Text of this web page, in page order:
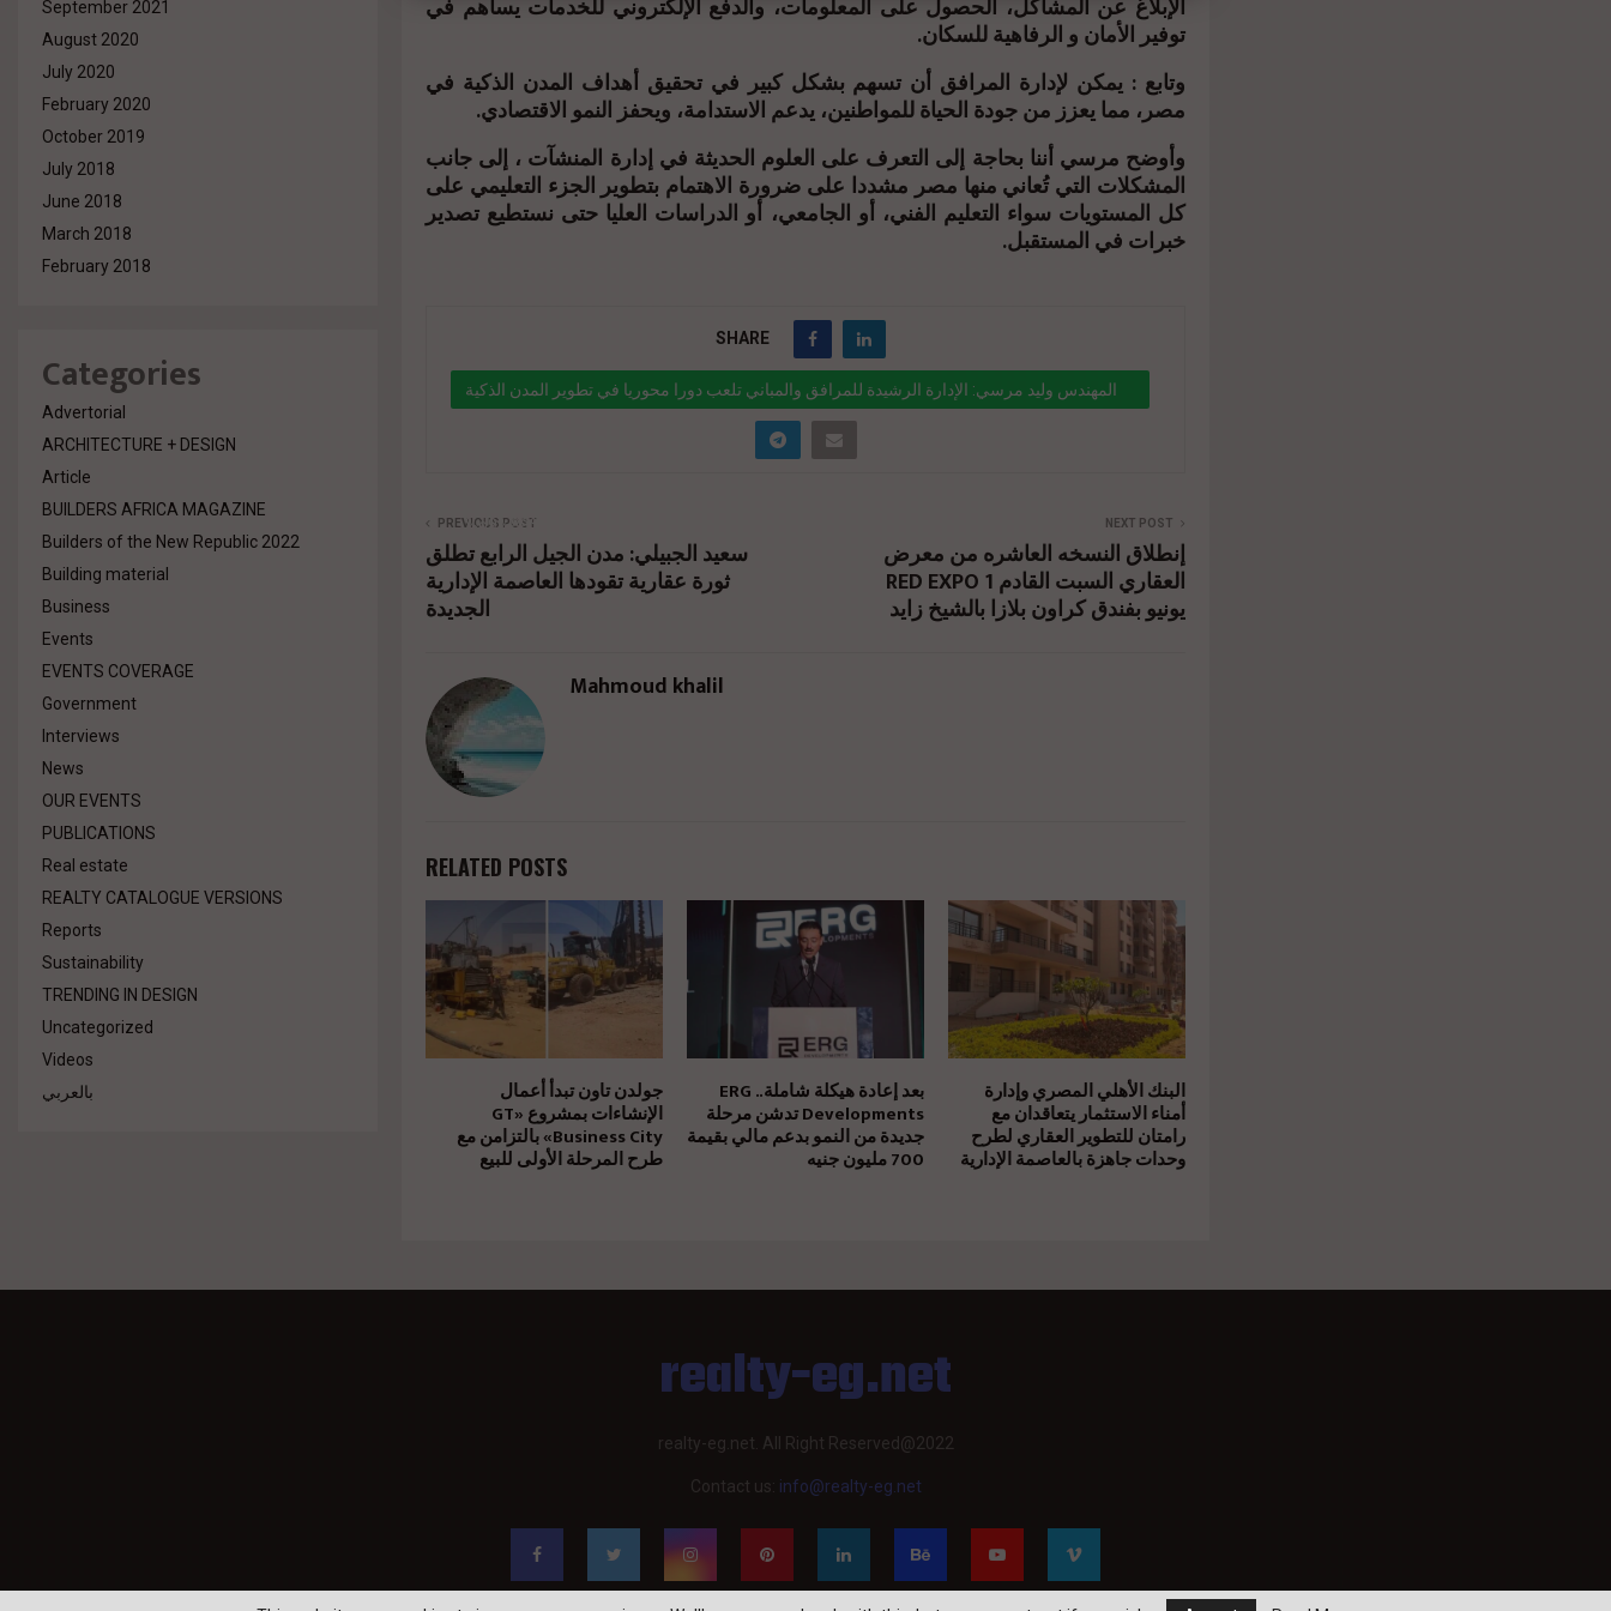
الإبلاغ عن المشاكل، الحصول على المعلومات، والدفع الإلكتروني للخدمات يساهم في
توفير الأمان و الرفاهية للسكان.
وتابع : يمكن لإدارة المرافق أن تسهم بشكل كبير في تحقيق أهداف المدن الذكية في
مصر، مما يعزز من جودة الحياة للمواطنين، يدعم الاستدامة، ويحفز النمو الاقتصادي.
وأوضح مرسي أننا بحاجة إلى التعرف على العلوم الحديثة في إدارة المنشآت ، إلى جانب
المشكلات التي تُعاني منها مصر مشددا على ضرورة الاهتمام بتطوير الجزء التعليمي على
كل المستويات سواء التعليم الفني، أو الجامعي، أو الدراسات العليا حتى نستطيع تصدير
خبرات في المستقبل.
SHARE
المهندس وليد مرسي: الإدارة الرشيدة للمرافق والمباني تلعب دورا محوريا في تطوير المدن الذكية
%d9%88%d9%84%d9%8a%d8%af-%d9%85%d8%b1%d8%b3%d9%8a-
%d8%a7%d9%84%d8%a5%d8%af%d8%a7%d8%b1%d8%a9-
%d8%a7%d9%84%d8%b1%d8%b4%d9%8a%d8%af%d8%a9-%d9%84%d9%84%d9%85/"
PREVIOUS POST
سعيد الجبيلي: مدن الجيل الرابع تطلق
ثورة عقارية تقودها العاصمة الإدارية
الجديدة
NEXT POST
إنطلاق النسخه العاشره من معرض
RED EXPO العقاري السبت القادم 1
يونيو بفندق كراون بلازا بالشيخ زايد
Mahmoud khalil
RELATED POSTS
جولدن تاون تبدأ أعمال
الإنشاءات بمشروع «GT
Business City» بالتزامن مع
طرح المرحلة الأولى للبيع
بعد إعادة هيكلة شاملة.. ERG
Developments تدشن مرحلة
جديدة من النمو بدعم مالي بقيمة
700 مليون جنيه
البنك الأهلي المصري وإدارة
أمناء الاستثمار يتعاقدان مع
رامتان للتطوير العقاري لطرح
وحدات جاهزة بالعاصمة الإدارية
September 2021
August 2020
July 2020
February 2020
October 2019
July 2018
June 2018
March 2018
February 2018
Categories
Advertorial
ARCHITECTURE + DESIGN
Article
BUILDERS AFRICA MAGAZINE
Builders of the New Republic 2022
Building material
Business
Events
EVENTS COVERAGE
Government
Interviews
News
OUR EVENTS
PUBLICATIONS
Real estate
REALTY CATALOGUE VERSIONS
Reports
Sustainability
TRENDING IN DESIGN
Uncategorized
Videos
بالعربي
realty-eg.net
realty-eg.net. All Right Reserved@2022
Contact us: info@realty-eg.net